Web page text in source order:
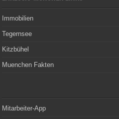
Immobilien
Tegernsee
Kitzbühel
Muenchen Fakten
Mitarbeiter-App